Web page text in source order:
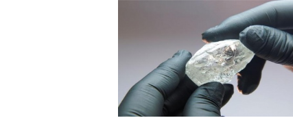
"Có rất nhiều việc
ngay từ bây giờ và
đang được tiến
đầu tư cho khoa
nghệ; ban hành các
khuyến khích đổi
khởi nghiệp..."